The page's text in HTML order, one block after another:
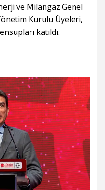
ve Milangaz Genel
Kurulu Üyeleri,
katıldı.